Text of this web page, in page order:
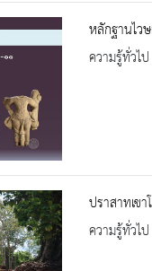
หลักฐานไ
ความรู้ทั่วไป
ปราสาทเข
ความรู้ทั่วไป